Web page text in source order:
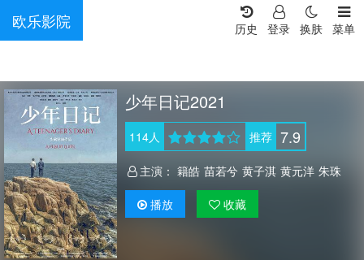
欧乐影院 菜单
换肤
登录
历史
少年日记2021
114人 推荐 7.9
主演： 籍皓 苗若兮 黄子淇 黄元洋 朱珠
播放 收藏